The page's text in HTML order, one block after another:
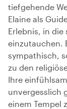
tiefgehende
Elaine als
Erlebnis, in die
einzutauchen.
sympathisch,
zu den
Ihre
unvergesslich
einem Tempel